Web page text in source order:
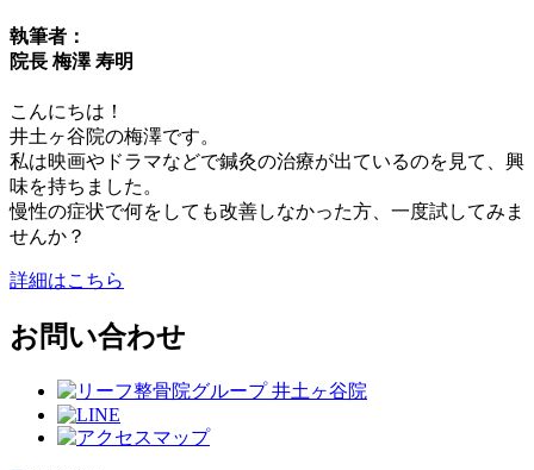
執筆者：
院長 梅澤 寿明
こんにちは！
井土ヶ谷院の梅澤です。
私は映画やドラマなどで鍼灸の治療が出ているのを見て、興
味を持ちました。
慢性の症状で何をしても改善しなかった方、一度試してみま
せんか？
詳細はこちら
お問い合わせ